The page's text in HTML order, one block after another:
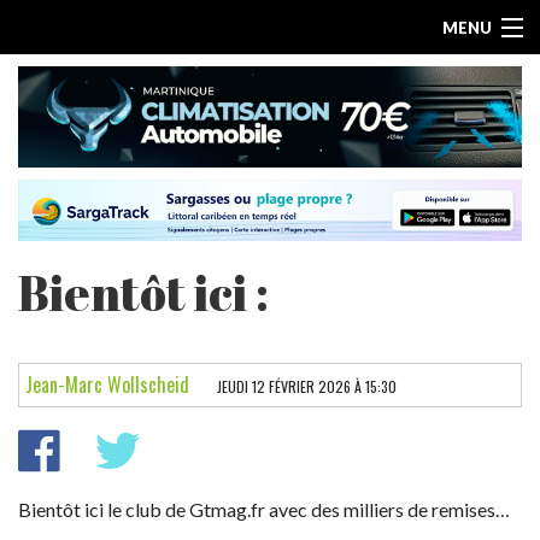
MENU
ACCUEIL
ESSAIS PAR MARQUE
LES ARTICLES
ESSAIS ELECTRIQUES
Bientôt ici :
Jean-Marc Wollscheid JEUDI 12 FÉVRIER 2026 À 15:30
Bientôt ici le club de Gtmag.fr avec des milliers de remises…